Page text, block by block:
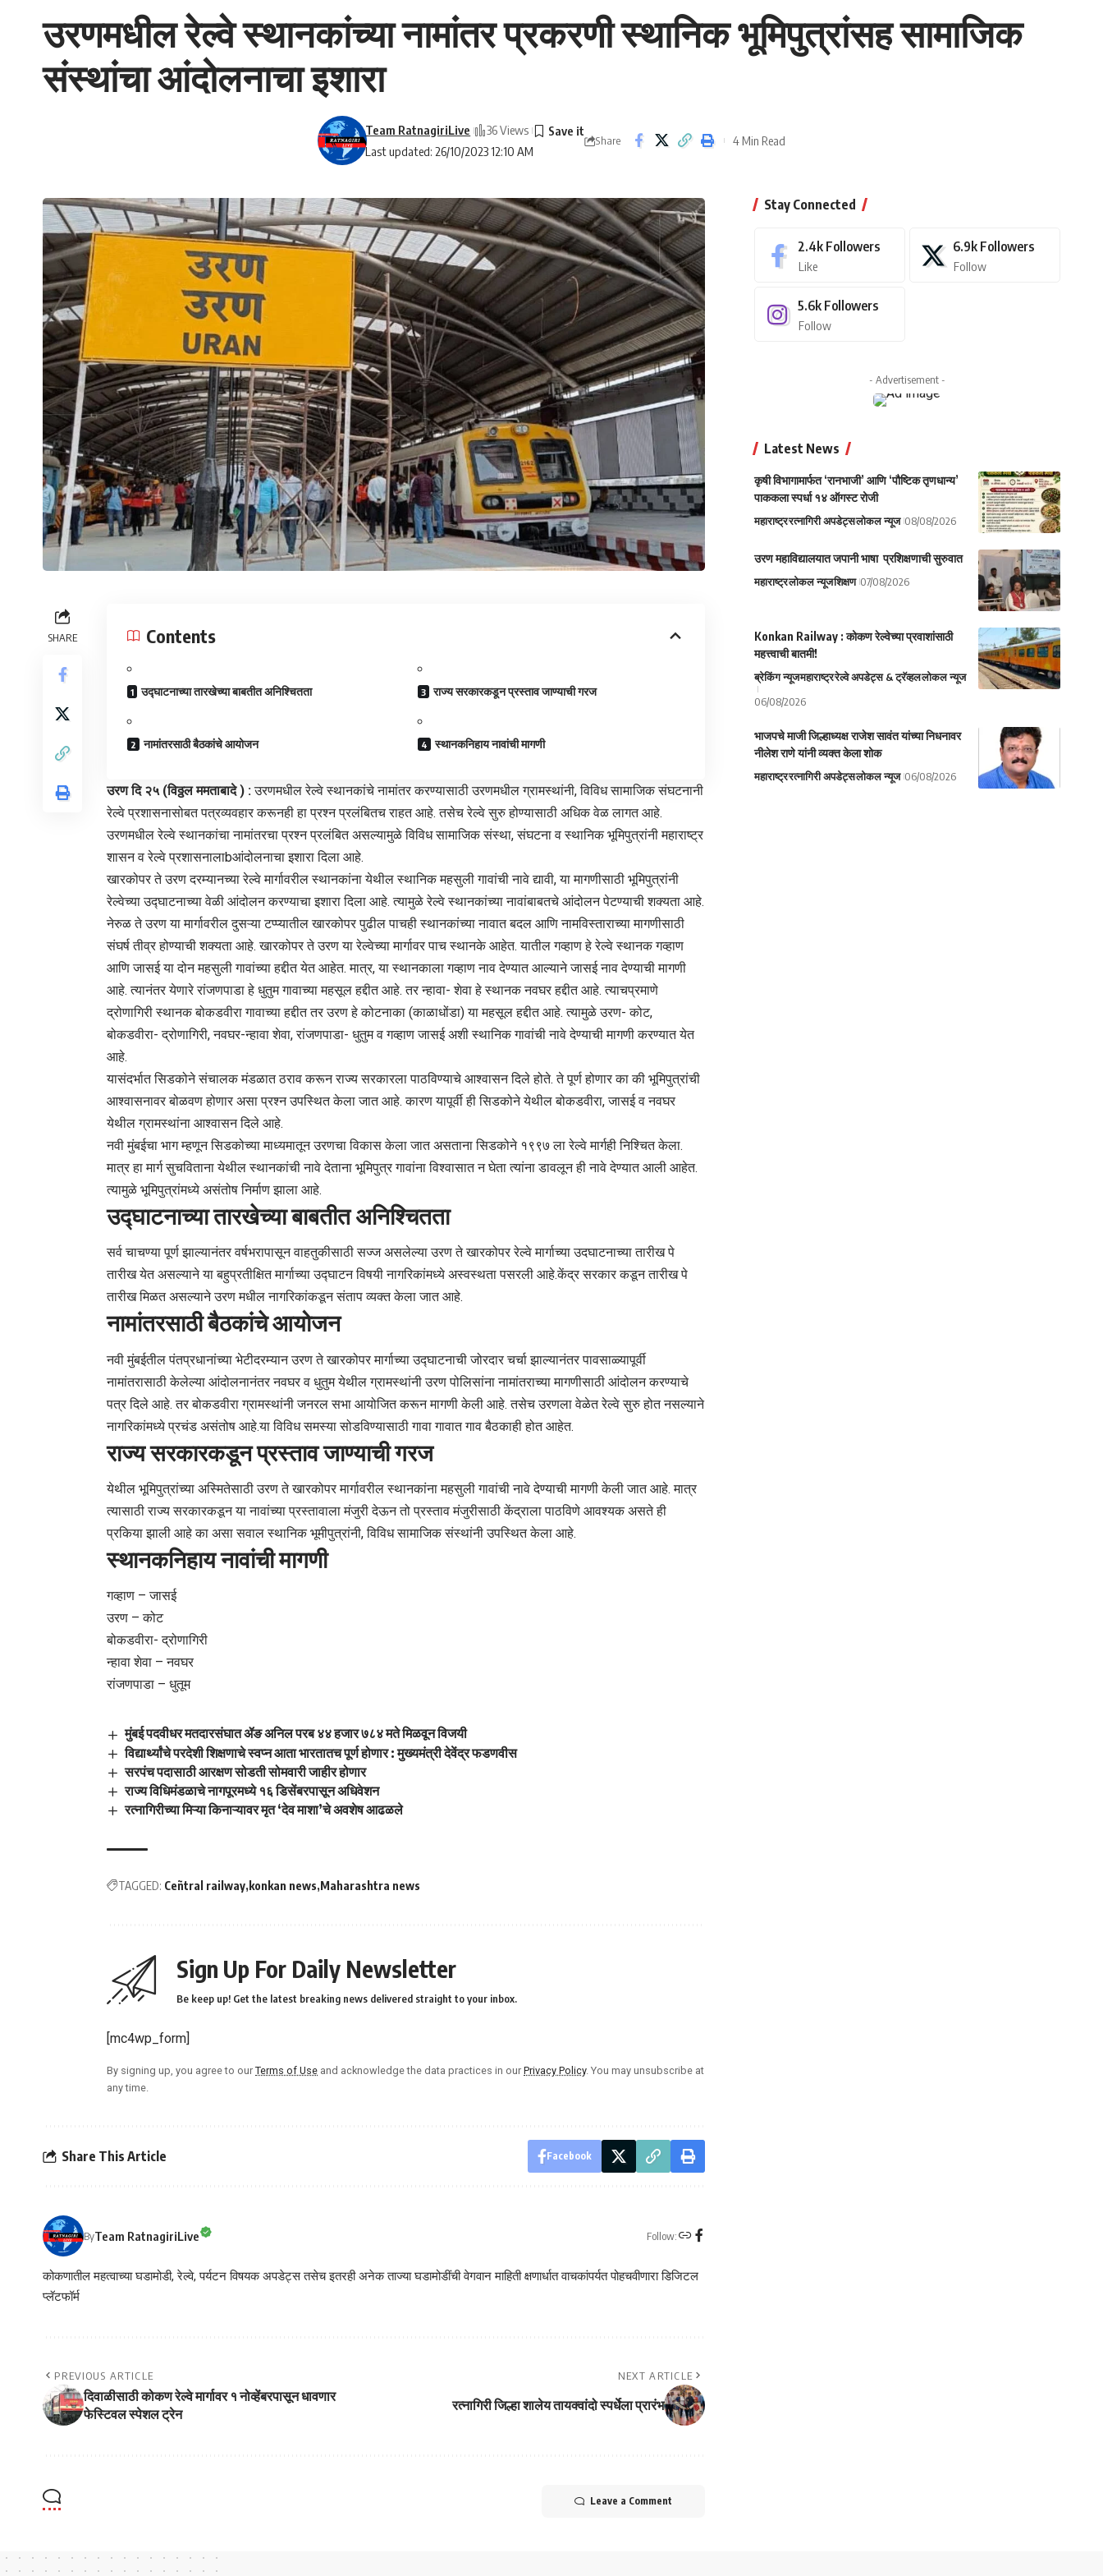
उरणमधील रेल्वे स्थानकांच्या नामांतर प्रकरणी स्थानिक भूमिपुत्रांसह सामाजिक
संस्थांचा आंदोलनाचा इशारा
Last updated: 26/10/2023 12:10 AM
Team RatnagiriLive 36 Views
Share 4 Min Read
SHARE Contents
उद्घाटनाच्या तारखेच्या बाबतीत अनिश्चितता
नामांतरसाठी बैठकांचे आयोजन
राज्य सरकारकडून प्रस्ताव जाण्याची गरज
स्थानकनिहाय नावांची मागणी
उरण दि २५ (विठ्ठल ममताबादे ) :उरणमधील रेल्वे स्थानकांचे नामांतर करण्यासाठी उरणमधील ग्रामस्थांनी, विविध सामाजिक संघटनानी
रेल्वे प्रशासनासोबत पत्रव्यवहार करूनही हा प्रश्न प्रलंबितच राहत आहे. तसेच रेल्वे सुरु होण्यासाठी अधिक वेळ लागत आहे.
उरणमधील रेल्वे स्थानकांचा नामांतरचा प्रश्न प्रलंबित असल्यामुळे विविध सामाजिक संस्था, संघटना व स्थानिक भूमिपुत्रांनी महाराष्ट्र
शासन व रेल्वे प्रशासनालाbआंदोलनाचा इशारा दिला आहे.
खारकोपर ते उरण दरम्यानच्या रेल्वे मार्गावरील स्थानकांना येथील स्थानिक महसुली गावांची नावे द्यावी, या मागणीसाठी भूमिपुत्रांनी
रेल्वेच्या उ‌द्घाटनाच्या वेळी आंदोलन करण्याचा इशारा दिला आहे. त्यामुळे रेल्वे स्थानकांच्या नावांबाबतचे आंदोलन पेटण्याची शक्यता आहे.
नेरुळ ते उरण या मार्गावरील दुसऱ्या टप्प्यातील खारकोपर पुढील पाचही स्थानकांच्या नावात बदल आणि नामविस्ताराच्या मागणीसाठी
संघर्ष तीव्र होण्याची शक्यता आहे. खारकोपर ते उरण या रेल्वेच्या मार्गावर पाच स्थानके आहेत. यातील गव्हाण हे रेल्वे स्थानक गव्हाण
आणि जासई या दोन महसुली गावांच्या हद्दीत येत आहेत. मात्र, या स्थानकाला गव्हाण नाव देण्यात आल्याने जासई नाव देण्याची मागणी
आहे. त्यानंतर येणारे रांजणपाडा हे धुतुम गावाच्या महसूल हद्दीत आहे. तर न्हावा- शेवा हे स्थानक नवघर हद्दीत आहे. त्याचप्रमाणे
द्रोणागिरी स्थानक बोकडवीरा गावाच्या हद्दीत तर उरण हे कोटनाका (काळाधोंडा) या महसूल हद्दीत आहे. त्यामुळे उरण- कोट,
बोकडवीरा- द्रोणागिरी, नवघर-न्हावा शेवा, रांजणपाडा- धुतुम व गव्हाण जासई अशी स्थानिक गावांची नावे देण्याची मागणी करण्यात येत
आहे.
यासंदर्भात सिडकोने संचालक मंडळात ठराव करून राज्य सरकारला पाठविण्याचे आश्वासन दिले होते. ते पूर्ण होणार का की भूमिपुत्रांची
आश्वासनावर बोळवण होणार असा प्रश्न उपस्थित केला जात आहे. कारण यापूर्वी ही सिडकोने येथील बोकडवीरा, जासई व नवघर
येथील ग्रामस्थांना आश्वासन दिले आहे.
नवी मुंबईचा भाग म्हणून सिडकोच्या माध्यमातून उरणचा विकास केला जात असताना सिडकोने १९९७ ला रेल्वे मार्गही निश्चित केला.
मात्र हा मार्ग सुचविताना येथील स्थानकांची नावे देताना भूमिपुत्र गावांना विश्वासात न घेता त्यांना डावलून ही नावे देण्यात आली आहेत.
त्यामुळे भूमिपुत्रांमध्ये असंतोष निर्माण झाला आहे.
उद्घाटनाच्या तारखेच्या बाबतीत अनिश्चितता
सर्व चाचण्या पूर्ण झाल्यानंतर वर्षभरापासून वाहतुकीसाठी सज्ज असलेल्या उरण ते खारकोपर रेल्वे मार्गाच्या उदघाटनाच्या तारीख पे
तारीख येत असल्याने या बहुप्रतीक्षित मार्गाच्या उद्घाटन विषयी नागरिकांमध्ये अस्वस्थता पसरली आहे.केंद्र सरकार कडून तारीख पे
तारीख मिळत असल्याने उरण मधील नागरिकांकडून संताप व्यक्त केला जात आहे.
नामांतरसाठी बैठकांचे आयोजन
नवी मुंबईतील पंतप्रधानांच्या भेटीदरम्यान उरण ते खारकोपर मार्गाच्या उ‌द्घाटनाची जोरदार चर्चा झाल्यानंतर पावसाळ्यापूर्वी
नामांतरासाठी केलेल्या आंदोलनानंतर नवघर व धुतुम येथील ग्रामस्थांनी उरण पोलिसांना नामांतराच्या मागणीसाठी आंदोलन करण्याचे
पत्र दिले आहे. तर बोकडवीरा ग्रामस्थांनी जनरल सभा आयोजित करून मागणी केली आहे. तसेच उरणला वेळेत रेल्वे सुरु होत नसल्याने
नागरिकांमध्ये प्रचंड असंतोष आहे.या विविध समस्या सोडविण्यासाठी गावा गावात गाव बैठकाही होत आहेत.
राज्य सरकारकडून प्रस्ताव जाण्याची गरज
येथील भूमिपुत्रांच्या अस्मितेसाठी उरण ते खारकोपर मार्गावरील स्थानकांना महसुली गावांची नावे देण्याची मागणी केली जात आहे. मात्र
त्यासाठी राज्य सरकारकडून या नावांच्या प्रस्तावाला मंजुरी देऊन तो प्रस्ताव मंजुरीसाठी केंद्राला पाठविणे आवश्यक असते ही
प्रकिया झाली आहे का असा सवाल स्थानिक भूमीपुत्रांनी, विविध सामाजिक संस्थांनी उपस्थित केला आहे.
स्थानकनिहाय नावांची मागणी
गव्हाण – जासई
उरण – कोट
बोकडवीरा- द्रोणागिरी
न्हावा शेवा – नवघर
रांजणपाडा – धुतूम
मुंबई पदवीधर मतदारसंघात ॲङ अनिल परब ४४ हजार ७८४ मते मिळवून विजयी
विद्यार्थ्यांचे परदेशी शिक्षणाचे स्वप्न आता भारतातच पूर्ण होणार : मुख्यमंत्री देवेंद्र फडणवीस
सरपंच पदासाठी आरक्षण सोडती सोमवारी जाहीर होणार
राज्य विधिमंडळाचे नागपूरमध्ये १६ डिसेंबरपासून अधिवेशन
रत्नागिरीच्या मिऱ्या किनाऱ्यावर मृत ‘देव माशा’चे अवशेष आढळले
TAGGED: Ceñtral railway konkan news Maharashtra news
Sign Up For Daily Newsletter
Be keep up! Get the latest breaking news delivered straight to your inbox.
[mc4wp_form]
By signing up, you agree to our Terms of Use and acknowledge the data practices in our Privacy Policy. You may unsubscribe at
any time.
Share This Article Facebook
ByTeam RatnagiriLive Follow:
कोकणातील महत्वाच्या घडामोडी, रेल्वे, पर्यटन विषयक अपडेट्स तसेच इतरही अनेक ताज्या घडामोडींची वेगवान माहिती क्षणार्धात वाचकांपर्यत पोहचवीणारा डिजिटल
प्लॅटफॉर्म
PREVIOUS ARTICLE
दिवाळीसाठी कोकण रेल्वे मार्गावर १ नोव्हेंबरपासून धावणार
फेस्टिवल स्पेशल ट्रेन
NEXT ARTICLE
रत्नागिरी जिल्हा शालेय तायक्वांदो स्पर्धेला प्रारंभ
Leave a Comment
Stay Connected
2.4k Followers
Like
6.9k Followers
Follow
5.6k Followers
Follow
- Advertisement -
Latest News
कृषी विभागामार्फत ‘रानभाजी’ आणि ‘पौष्टिक तृणधान्य’
पाककला स्पर्धा १४ ऑगस्ट रोजी
महाराष्ट्ररत्नागिरी अपडेट्सलोकल न्यूज 08/08/2026
उरण महाविद्यालयात जपानी भाषा प्रशिक्षणाची सुरुवात
महाराष्ट्रलोकल न्यूजशिक्षण 07/08/2026
Konkan Railway : कोकण रेल्वेच्या प्रवाशांसाठी
महत्त्वाची बातमी!
ब्रेकिंग न्यूजमहाराष्ट्ररेल्वे अपडेट्स & ट्रॅव्हललोकल न्यूज
06/08/2026
भाजपचे माजी जिल्हाध्यक्ष राजेश सावंत यांच्या निधनावर
नीलेश राणे यांनी व्यक्त केला शोक
महाराष्ट्ररत्नागिरी अपडेट्सलोकल न्यूज 06/08/2026